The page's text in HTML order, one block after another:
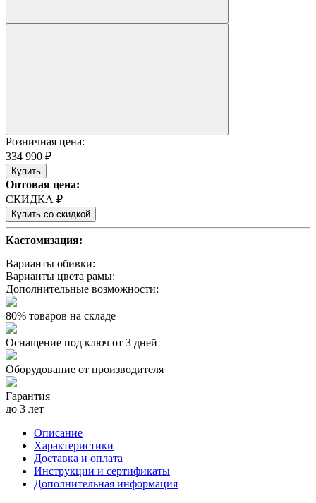
Розничная цена:
334 990 ₽
Купить
Оптовая цена:
СКИДКА ₽
Купить со скидкой
Кастомизация:
Варианты обивки:
Варианты цвета рамы:
Дополнительные возможности:
80% товаров на складе
Оснащение под ключ от 3 дней
Оборудование от производителя
Гарантия
до 3 лет
Описание
Характеристики
Доставка и оплата
Инструкции и сертификаты
Дополнительная информация